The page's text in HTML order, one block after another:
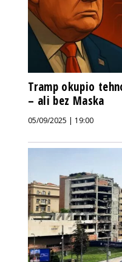
Tramp okupio
– ali bez Maska
05/09/2025 | 19:00